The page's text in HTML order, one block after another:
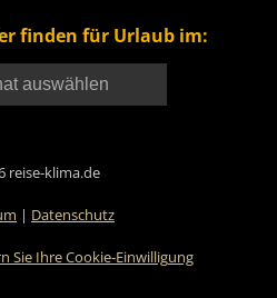
finden für Urlaub im:
reise-klima.de
| Datenschutz
Sie Ihre Cookie-Einwilligung